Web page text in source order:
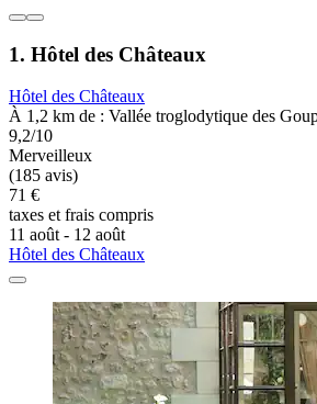
1. Hôtel des Châteaux
Hôtel des Châteaux
À 1,2 km de : Vallée troglodytique des
9,2/10
Merveilleux
(185 avis)
71 €
taxes et frais compris
11 août - 12 août
Hôtel des Châteaux